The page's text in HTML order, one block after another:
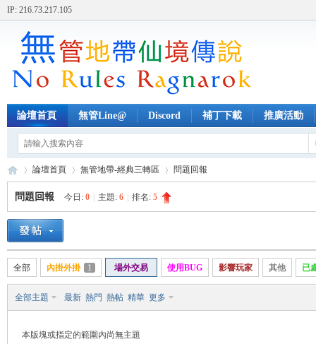
IP: 216.73.217.105
論壇首頁 無管Line@ Discord 補丁下載 推廣活動
»
論壇首頁 無管地帶-經典三轉區 問題回報
問題回報 今日: 0 主題: 6 排名: 5
全部 內掛外掛 1 場外交易 使用BUG 影響玩家 其他 已
全部主題 最新 熱門 熱帖 精華 更多
本版塊或指定的範圍內尚無主題